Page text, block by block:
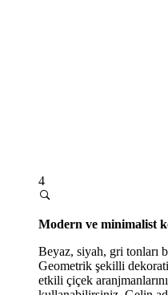
4
Modern ve minimalist
Beyaz, siyah, gri tonları
Geometrik şekilli
etkili çiçek